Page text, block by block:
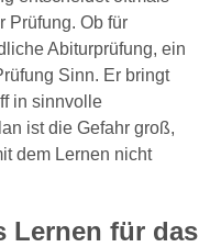
Prüfung. Ob für
Abiturprüfung, ein
Sinn. Er bringt
in sinnvolle
ist die Gefahr groß,
dem Lernen nicht
Lernen für das